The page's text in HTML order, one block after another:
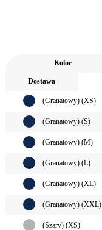
Kolor
Dostawa
(Granatowy) (XS)
(Granatowy) (S)
(Granatowy) (M)
(Granatowy) (L)
(Granatowy) (XL)
(Granatowy) (XXL)
(Szary) (XS)